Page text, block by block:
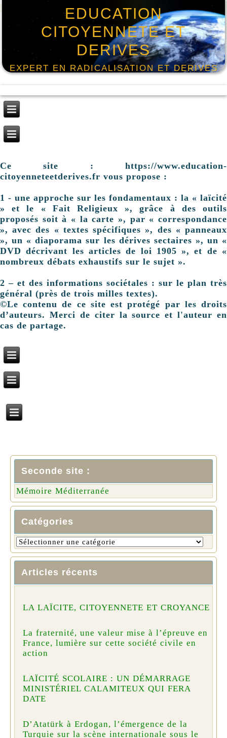
EDUCATION
CITOYENNETE ET
DERIVES
EXPERT EN RADICALISATION ET DERIVES
Ce site : https://www.education-
citoyenneteetderives.fr vous propose :
1 - une approche sur les fondamentaux : la « laïcité
» et le « Fait Religieux », grâce à des outils
proposés soit à « la carte », par « correspondance
», avec des « textes spécifiques », des « panneaux
», un « diaporama sur les dérives sectaires », un «
DVD décrivant les articles de loi 1905 », et de «
nombreux débats exhaustifs sur le sujet ».
2 – et des informations sociétales : sur le plan très
général (près de trois milles textes).
©Le contenu de ce site est protégé par les droits
d’auteurs. Merci de citer la source et l'auteur en
cas de partage.
Seconde site :
Mémoire Méditerranée
Catégories
Articles récents
LA LAÏCITE, CITOYENNETE ET CROYANCE
La fraternité, une valeur mise à l’épreuve en
France, lumière sur cette société civile en
action
LAÏCITÉ SCOLAIRE : UN DÉMARRAGE
MINISTÉRIEL CALAMITEUX QUI FERA
DATE
D’Atatürk à Erdogan, l’émergence de la
Turquie sur la scène internationale sous le